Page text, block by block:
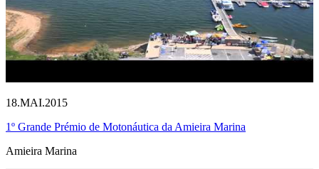
18.MAI.2015
1º Grande Prémio de Motonáutica da Amieira Marina
Amieira Marina